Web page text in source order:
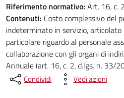
Riferimento normativo: Art. 16, c.
Contenuti: Costo complessivo del
indeterminato in servizio, articolato
particolare riguardo al personale
collaborazione con gli organi di
Annuale (art. 16, c. 2, d.lgs. n. 33/
Condividi Vedi azioni